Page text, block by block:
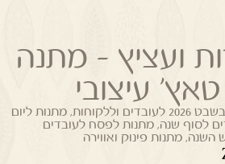
ועציץ – מתנה
עיצובי
וללקוחות ,מתנות ליום
לסוף שנה,מתנות לפסח לעובדים
השנה,מתנות פינוק ואווירה